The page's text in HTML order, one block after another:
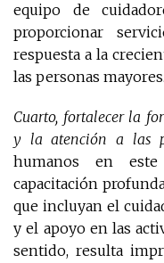
equipo de
proporcionar
respuesta a la
las personas mayores.
Cuarto, fortalecer la
y la atención a las
humanos en
capacitación
que incluyan el
y el apoyo en las
sentido, resulta